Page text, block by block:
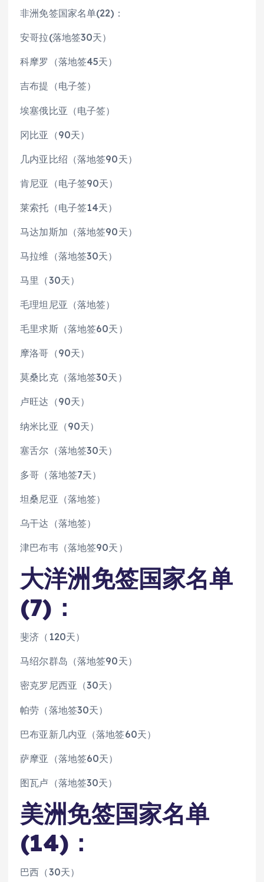
非洲免签国家名单(22)：
安哥拉(落地签30天）
科摩罗（落地签45天）
吉布提（电子签）
埃塞俄比亚（电子签）
冈比亚（90天）
几内亚比绍（落地签90天）
肯尼亚（电子签90天）
莱索托（电子签14天）
马达加斯加（落地签90天）
马拉维（落地签30天）
马里（30天）
毛理坦尼亚（落地签）
毛里求斯（落地签60天）
摩洛哥（90天）
莫桑比克（落地签30天）
卢旺达（90天）
纳米比亚（90天）
塞舌尔（落地签30天）
多哥（落地签7天）
坦桑尼亚（落地签）
乌干达（落地签）
津巴布韦（落地签90天）
大洋洲免签国家名单
(7)：
斐济（120天）
马绍尔群岛（落地签90天）
密克罗尼西亚（30天）
帕劳（落地签30天）
巴布亚新几内亚（落地签60天）
萨摩亚（落地签60天）
图瓦卢（落地签30天）
美洲免签国家名单
(14)：
巴西（30天）